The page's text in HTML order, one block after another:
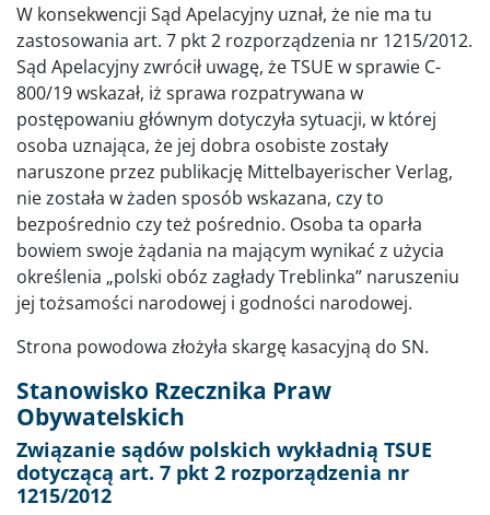
W konsekwencji Sąd Apelacyjny uznał, że nie ma tu
zastosowania art. 7 pkt 2 rozporządzenia nr 1215/2012.
Sąd Apelacyjny zwrócił uwagę, że TSUE w sprawie C-
800/19 wskazał, iż sprawa rozpatrywana w
postępowaniu głównym dotyczyła sytuacji, w której
osoba uznająca, że jej dobra osobiste zostały
naruszone przez publikację Mittelbayerischer Verlag,
nie została w żaden sposób wskazana, czy to
bezpośrednio czy też pośrednio. Osoba ta oparła
bowiem swoje żądania na mającym wynikać z użycia
określenia „polski obóz zagłady Treblinka” naruszeniu
jej tożsamości narodowej i godności narodowej.
Strona powodowa złożyła skargę kasacyjną do SN.
Stanowisko Rzecznika Praw
Obywatelskich
Związanie sądów polskich wykładnią TSUE
dotyczącą art. 7 pkt 2 rozporządzenia nr
1215/2012